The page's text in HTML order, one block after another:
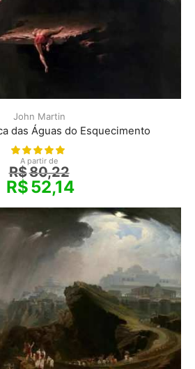
John Martin
das Águas do Esquecimento
A partir de
R$80,22
R$52,14